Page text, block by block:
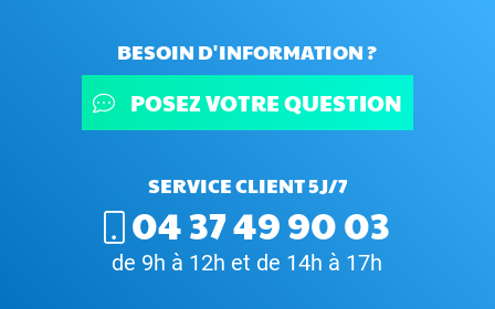
BESOIN D'INFORMATION ?
POSEZ VOTRE QUESTION
SERVICE CLIENT 5J/7
04 37 49 90 03
de 9h à 12h et de 14h à 17h